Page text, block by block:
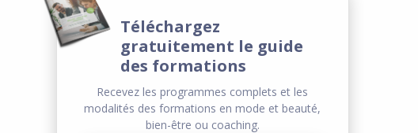
Téléchargez
gratuitement le guide
des formations
Recevez les programmes complets et les
modalités des formations en mode et beauté,
bien-être ou coaching.